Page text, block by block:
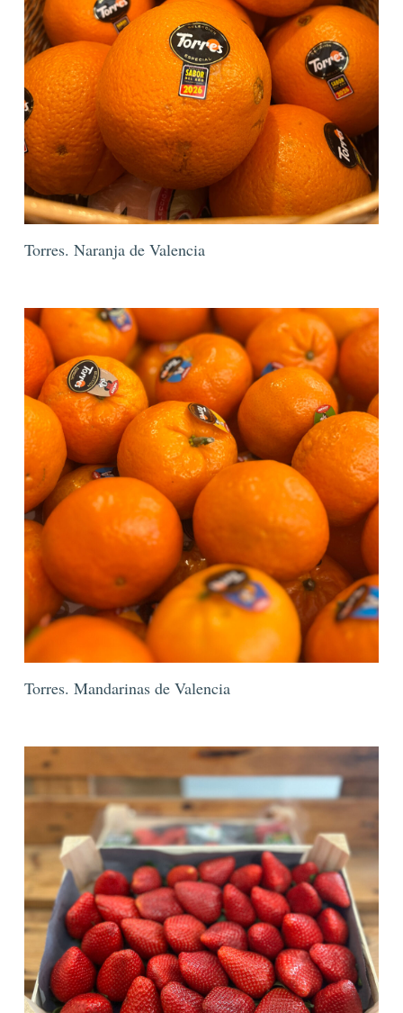
Torres. Naranja de Valencia
Torres. Mandarinas de Valencia